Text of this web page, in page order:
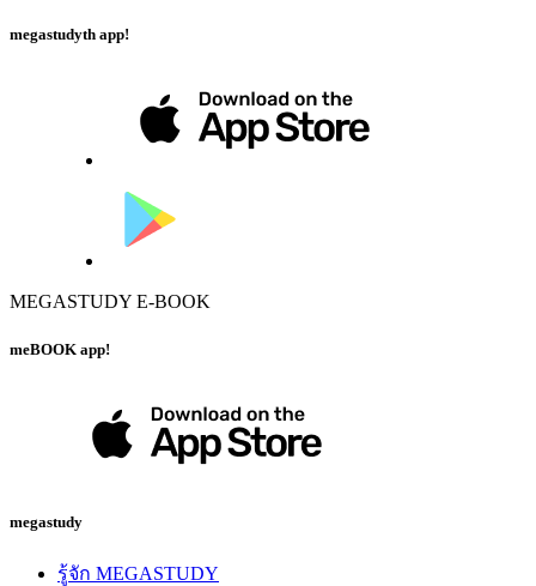
megastudyth app!
MEGASTUDY E-BOOK
meBOOK app!
megastudy
รู้จัก MEGASTUDY